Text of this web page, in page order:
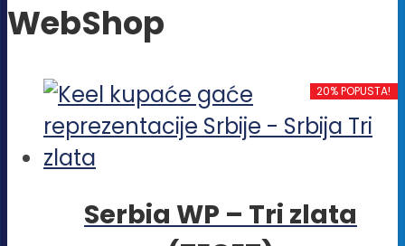
WebShop
20% POPUSTA!
Serbia WP – Tri zlata